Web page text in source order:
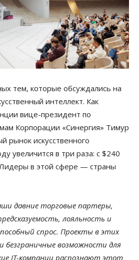
тем, которые обсуждались на
интеллект. Как
вице-президент по
Корпорации «Синергия» Тимур
рынок искусственного
увеличится в три раза: с $240
в этой сфере — страны
давние торговые партеры,
лояльность и
спрос. Проекты в этих
безграничные возможности для
IT-компании распознают этот